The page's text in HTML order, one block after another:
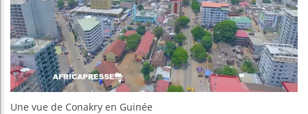
Aliko
Une vue de Conakry en Guinée